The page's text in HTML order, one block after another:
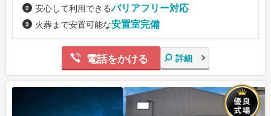
安心して利用できるバリアフリー対応
火葬まで安置可能な安置室完備
電話をかける 詳細